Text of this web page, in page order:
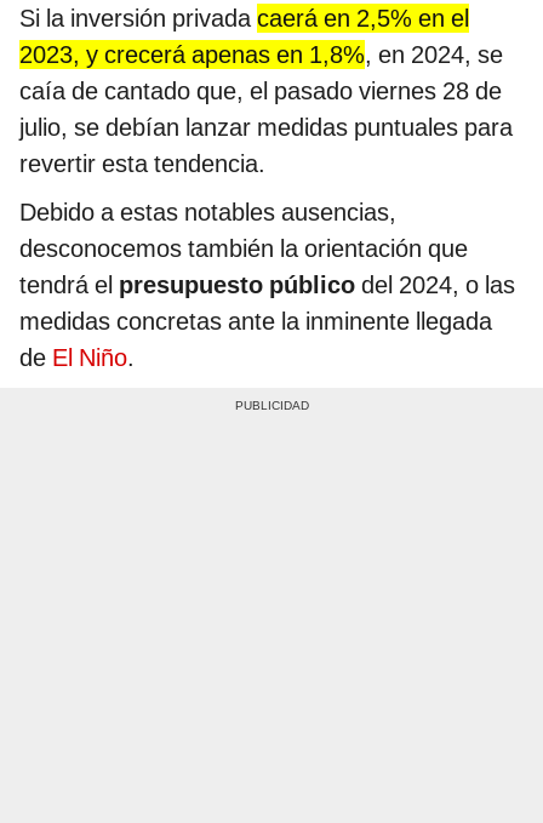
Si la inversión privadacaerá en 2,5% en el
2023, y crecerá apenas en 1,8%, en 2024, se
caía de cantado que, el pasado viernes 28 de
julio, se debían lanzar medidas puntuales para
revertir esta tendencia.
Debido a estas notables ausencias,
desconocemos también la orientación que
tendrá el presupuesto público del 2024, o las
medidas concretas ante la inminente llegada
de El Niño.